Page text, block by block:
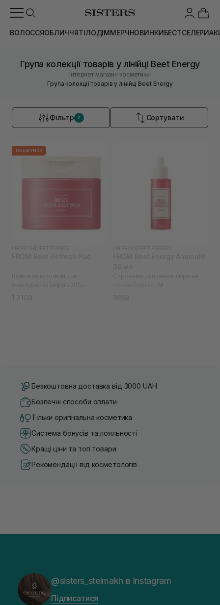
ВОЛОССЯОБЛИЧЧЯТІЛОДІММЕРЧНОВИНКИБЕСТСЕЛЕРИ
Група колекції товарів у лінійці Beet Energy
Інтернет магазин косметики
Група колекції товарів у лінійці Beet Energy
Фільтр 2 Сортувати
ПОДАРУНОК
Безкоштовна доставка від 3000 UAH
Безпечні способи оплати
Тільки оригінальна косметика
Система бонусів та лояльності
Кращі ціни та топ товари
Рекомендації від косметологів
@sisters_stelmakh в Instagram
Підписатися